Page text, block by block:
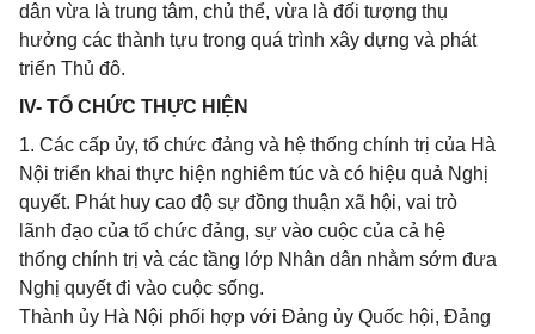
dân vừa là trung tâm, chủ thể, vừa là đối tượng thụ
hưởng các thành tựu trong quá trình xây dựng và phát
triển Thủ đô.
IV- TỔ CHỨC THỰC HIỆN
1. Các cấp ủy, tổ chức đảng và hệ thống chính trị của Hà
Nội triển khai thực hiện nghiêm túc và có hiệu quả Nghị
quyết. Phát huy cao độ sự đồng thuận xã hội, vai trò
lãnh đạo của tổ chức đảng, sự vào cuộc của cả hệ
thống chính trị và các tầng lớp Nhân dân nhằm sớm đưa
Nghị quyết đi vào cuộc sống.
Thành ủy Hà Nội phối hợp với Đảng ủy Quốc hội, Đảng